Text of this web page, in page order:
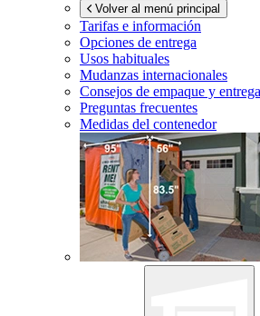
Volver al menú principal
Tarifas e información
Opciones de entrega
Usos habituales
Mudanzas internacionales
Consejos de empaque y
Preguntas frecuentes
Medidas del contenedor